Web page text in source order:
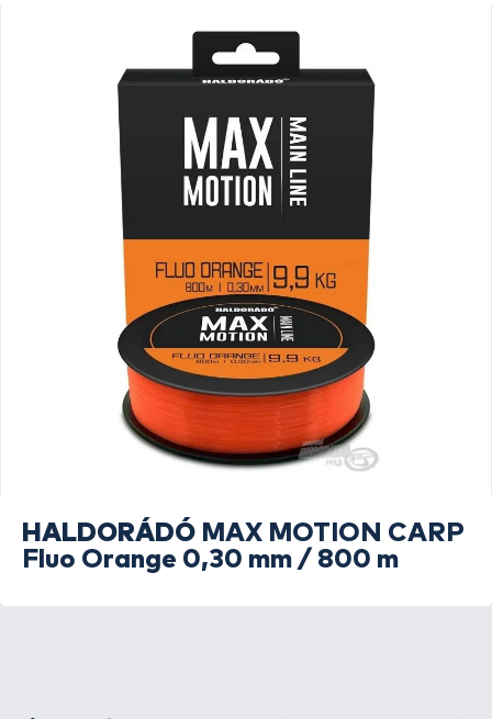
HALDORÁDÓ MAX MOTION CARP
Fluo Orange 0,30 mm / 800 m